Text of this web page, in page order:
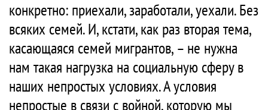
конкретно: приехали, заработали, уехали. Без
всяких семей. И, кстати, как раз вторая тема,
касающаяся семей мигрантов, – не нужна
нам такая нагрузка на социальную сферу в
наших непростых условиях. А условия
непростые в связи с войной, которую мы